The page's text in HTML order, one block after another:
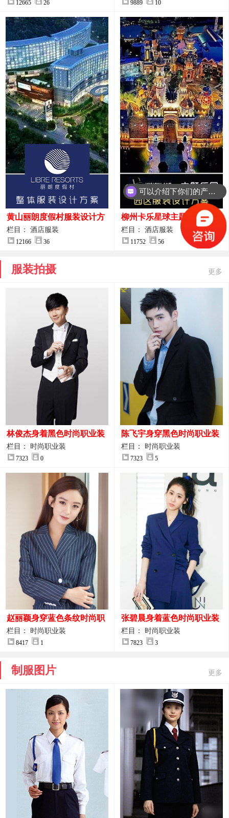
12665 26 9889 10
黄山丽朗度假村服装设计方
案
栏目： 酒店服装
12166 36
柳州卡乐星球主题乐园园区
服装设计方案
栏目： 酒店服装
11752 56
服装拍摄 更多
林俊杰身着黑色时尚职业装
制服图片
栏目： 时尚职业装
7323 0
陈飞宇身穿黑色时尚职业装
图片
栏目： 时尚职业装
7323 5
赵丽颖身穿蓝色条纹时尚职
业装图片
栏目： 时尚职业装
8417 1
张碧晨身着蓝色时尚职业装
服装图片
栏目： 时尚职业装
7823 3
制服图片 更多
你们是怎么收费的呢？